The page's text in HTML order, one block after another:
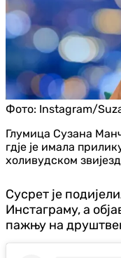
Фото: Instagram/
Глумица Сузана
гд‌је је имала
холивудском
Сусрет је
Инстаграму, а
пажњу на